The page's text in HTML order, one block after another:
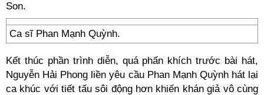
Son.
Ca sĩ Phan Mạnh Quỳnh.
Kết thúc phần trình diễn, quá phấn khích trước bài hát,
Nguyễn Hải Phong liền yêu cầu Phan Mạnh Quỳnh hát lại
ca khúc với tiết tấu sôi động hơn khiến khán giả vô cùng